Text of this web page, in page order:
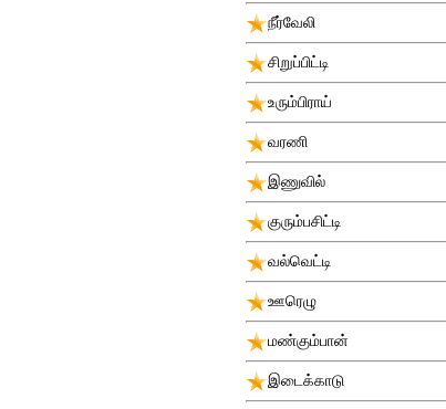
நீர்வேலி
சிறுப்பிட்டி
உரும்பிராய்
வரணி
இணுவில்
குரும்பசிட்டி
வல்வெட்டி
ஊரெழு
மண்கும்பான்
இடைக்காடு